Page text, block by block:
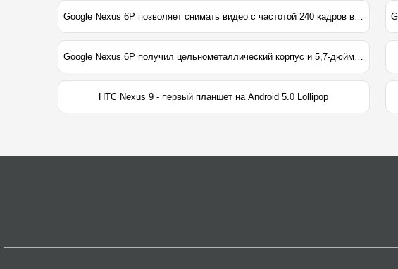
HTC Nexus 9 - первый планшет на Android 5.0 Lollipop